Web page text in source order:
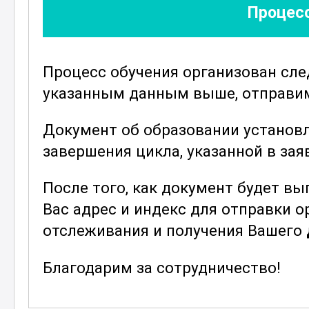
факторы, а также разрабатывать
антикоррупционной экспертизы,
практики. Особое внимание
технологиям, применяемым в
тенденциях и разработках, что
изменений и применять их в
Завершив курс, специалисты
антикоррупционную экспертизу
а также разрабатывать
законодательства. Полученные
повысить свою
Процесс обучения организован
указанным данным выше,
Документ об образовании
завершения цикла, указанной в
После того, как документ будет
Вас адрес и индекс для отправки
отслеживания и получения Вашего
Благодарим за сотрудничество!